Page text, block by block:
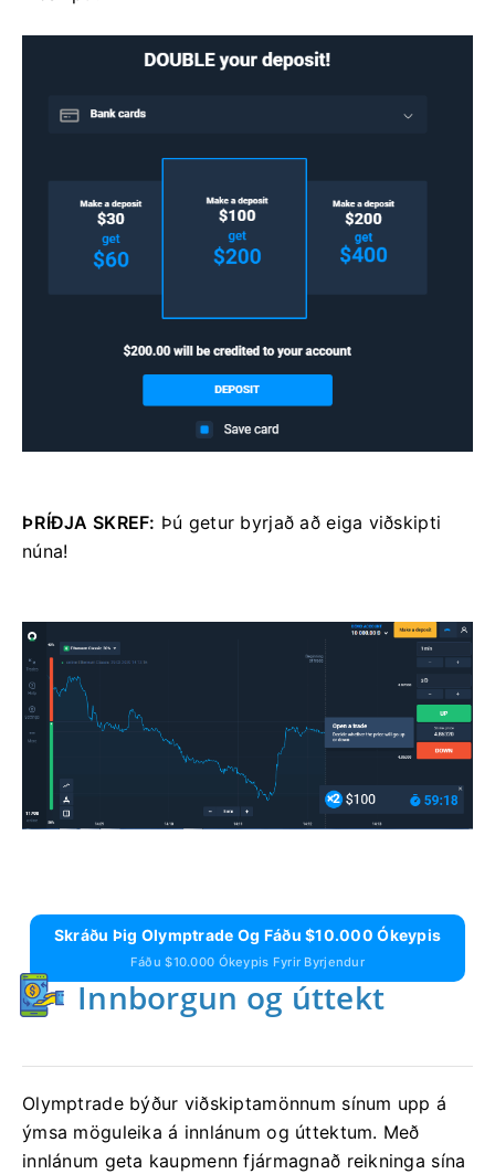
ÞRÍÐJA SKREF: Þú getur byrjað að eiga viðskipti
núna!
Skráðu Þig Olymptrade Og Fáðu $10.000 Ókeypis
Fáðu $10.000 Ókeypis Fyrir Byrjendur
Innborgun og úttekt
Olymptrade býður viðskiptamönnum sínum upp á
ýmsa möguleika á innlánum og úttektum. Með
innlánum geta kaupmenn fjármagnað reikninga sína